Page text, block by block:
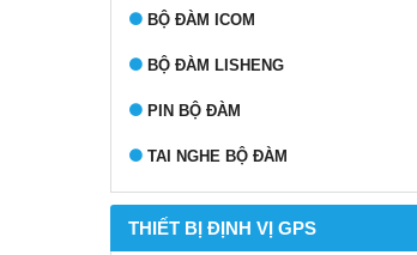
BỘ ĐÀM ICOM
BỘ ĐÀM LISHENG
PIN BỘ ĐÀM
TAI NGHE BỘ ĐÀM
THIẾT BỊ ĐỊNH VỊ GPS